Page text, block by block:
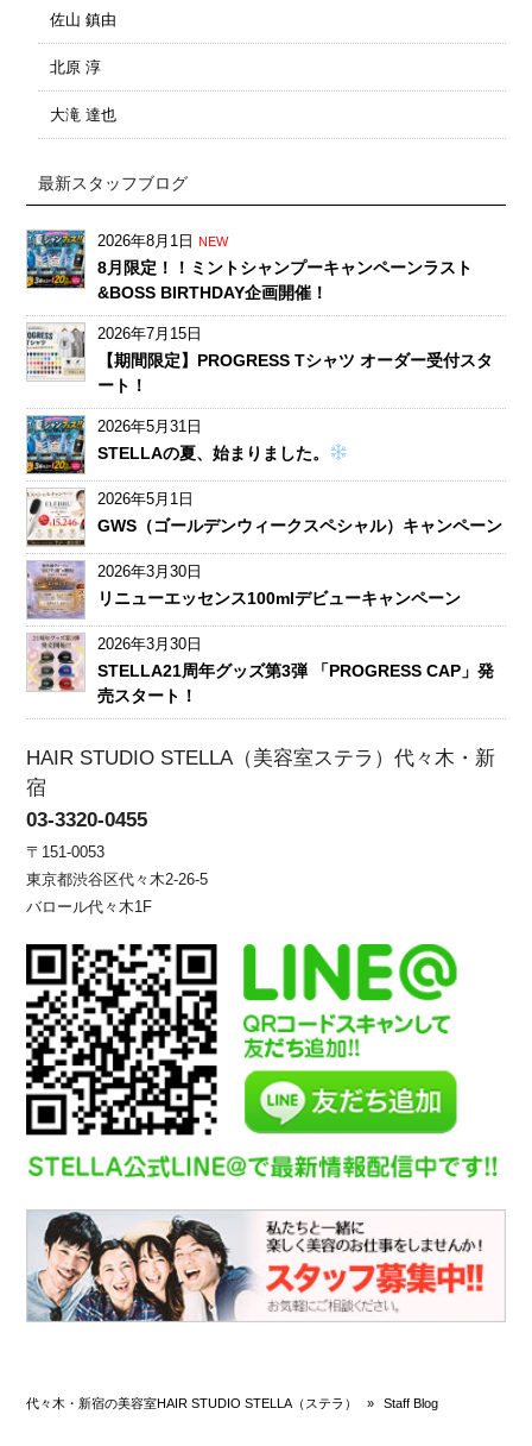
佐山 鎮由
北原 淳
大滝 達也
最新スタッフブログ
2026年8月1日 NEW
8月限定！！ミントシャンプーキャンペーンラスト
&BOSS BIRTHDAY企画開催！
2026年7月15日
【期間限定】PROGRESS Tシャツ オーダー受付スタ
ート！
2026年5月31日
STELLAの夏、始まりました。
2026年5月1日
GWS（ゴールデンウィークスペシャル）キャンペーン
2026年3月30日
リニューエッセンス100mlデビューキャンペーン
2026年3月30日
STELLA21周年グッズ第3弾 「PROGRESS CAP」発
売スタート！
HAIR STUDIO STELLA（美容室ステラ）代々木・新
宿
03-3320-0455
〒151-0053
東京都渋谷区代々木2-26-5
バロール代々木1F
代々木・新宿の美容室HAIR STUDIO STELLA（ステラ） » Staff Blog